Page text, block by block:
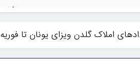
سرمایه گذاری ۱۵۰ هزار یورویی
املاک گلدن ویزای یونان تا فوریه 2025